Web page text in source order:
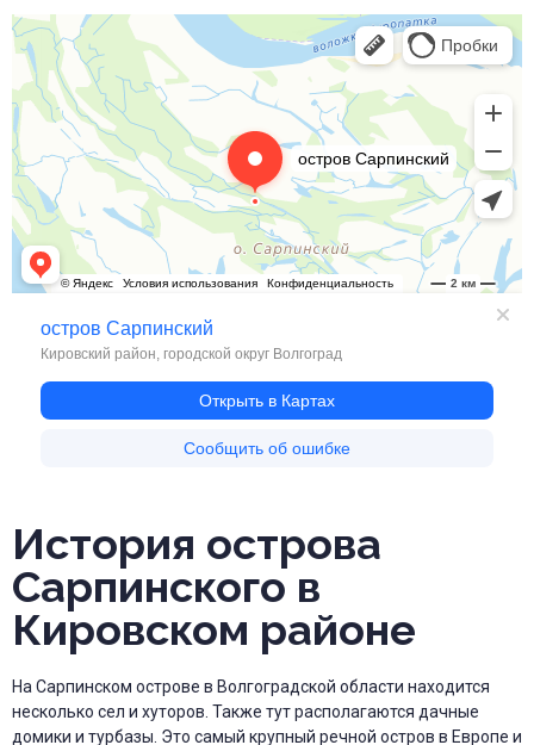
Волгоград
Остров Сарпинский — Яндекс Карты
История острова
Сарпинского в
Кировском районе
На Сарпинском острове в Волгоградской области находится
несколько сел и хуторов. Также тут располагаются дачные
домики и турбазы. Это самый крупный речной остров в Европе и